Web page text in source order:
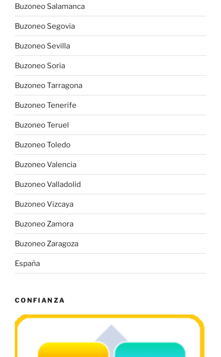
Buzoneo Salamanca
Buzoneo Segovia
Buzoneo Sevilla
Buzoneo Soria
Buzoneo Tarragona
Buzoneo Tenerife
Buzoneo Teruel
Buzoneo Toledo
Buzoneo Valencia
Buzoneo Valladolid
Buzoneo Vizcaya
Buzoneo Zamora
Buzoneo Zaragoza
España
CONFIANZA